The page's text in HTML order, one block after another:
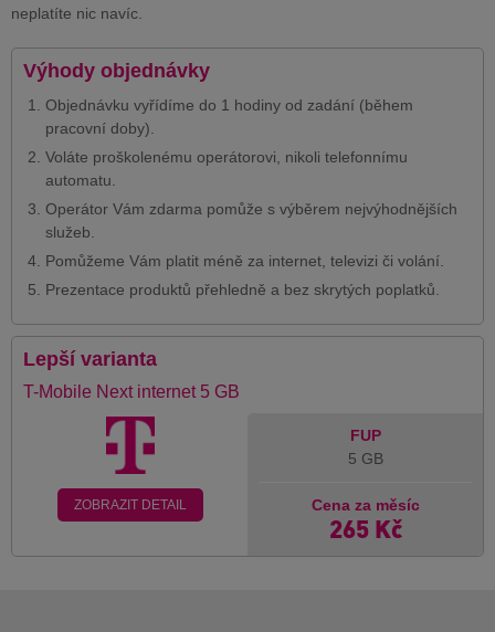
neplatíte nic navíc.
Výhody objednávky
Objednávku vyřídíme do 1 hodiny od zadání (během
pracovní doby).
Voláte proškolenému operátorovi, nikoli telefonnímu
automatu.
Operátor Vám zdarma pomůže s výběrem nejvýhodnějších
služeb.
Pomůžeme Vám platit méně za internet, televizi či volání.
Prezentace produktů přehledně a bez skrytých poplatků.
Lepší varianta
T-Mobile Next internet 5 GB
ZOBRAZIT DETAIL
FUP
5 GB
Cena za měsíc
265 Kč